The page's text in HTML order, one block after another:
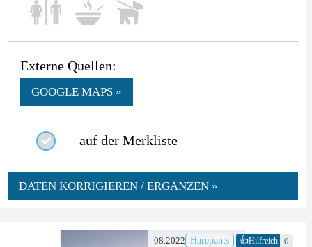
Externe Quellen:
GOOGLE MAPS »
auf der Merkliste
DATEN KORRIGIEREN / ERGÄNZEN »
08.2022 Harepants 👍Hilfreich 0